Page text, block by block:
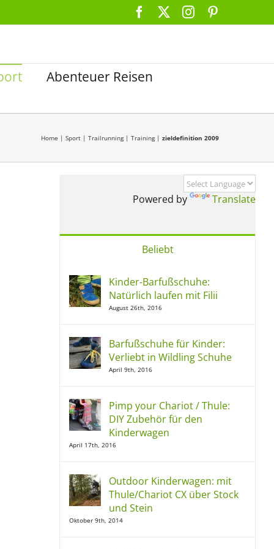
FacebookInstagram
Abenteuer Reisen
Home | Sport | Trailrunning| Training| zieldefinition 2009
Powered by Translate
Beliebt
Kinder-Barfußschuhe:
Natürlich laufen mit Filii
August 26th, 2016
Barfußschuhe für Kinder:
Verliebt in Wildling Schuhe
April 9th, 2016
Pimp your Chariot / Thule:
DIY Zubehör für den
Kinderwagen
April 17th, 2016
Outdoor Kinderwagen: mit
Thule/Chariot CX über Stock
und Stein
Oktober 9th, 2014